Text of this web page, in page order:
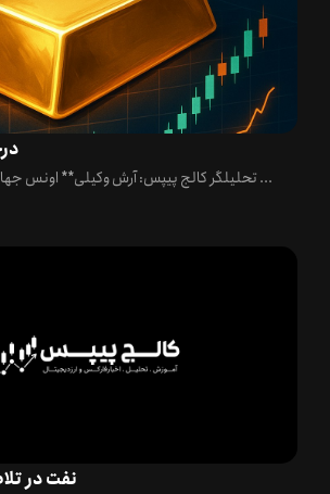
**تحلیلگر کالج پیپس: آرش وکیلی** اونس جهانی طلا هفته گذشته ...
نفت در